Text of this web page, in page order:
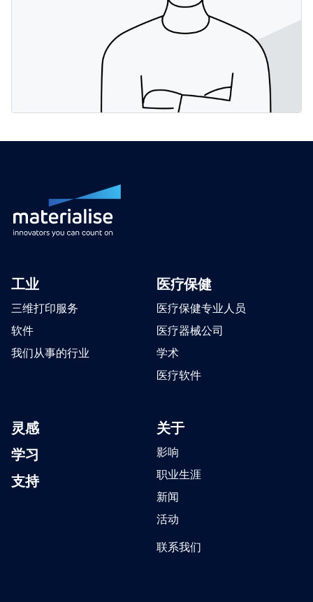
工业
三维打印服务
软件
我们从事的行业
医疗保健
医疗保健专业人员
医疗器械公司
学术
医疗软件
灵感
学习
支持
关于
影响
职业生涯
新闻
活动
联系我们